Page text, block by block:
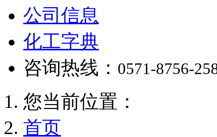
公司信息
化工字典
咨询热线： 0571-8756-
您当前位置：
首页